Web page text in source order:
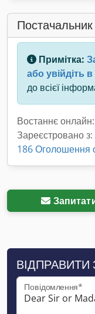
Постачальник
Примітка:
або увійдіть
до всієї
Востаннє
Зареєстровано
186 Оголошення
ВІДПРАВИТИ
Повідомлення*